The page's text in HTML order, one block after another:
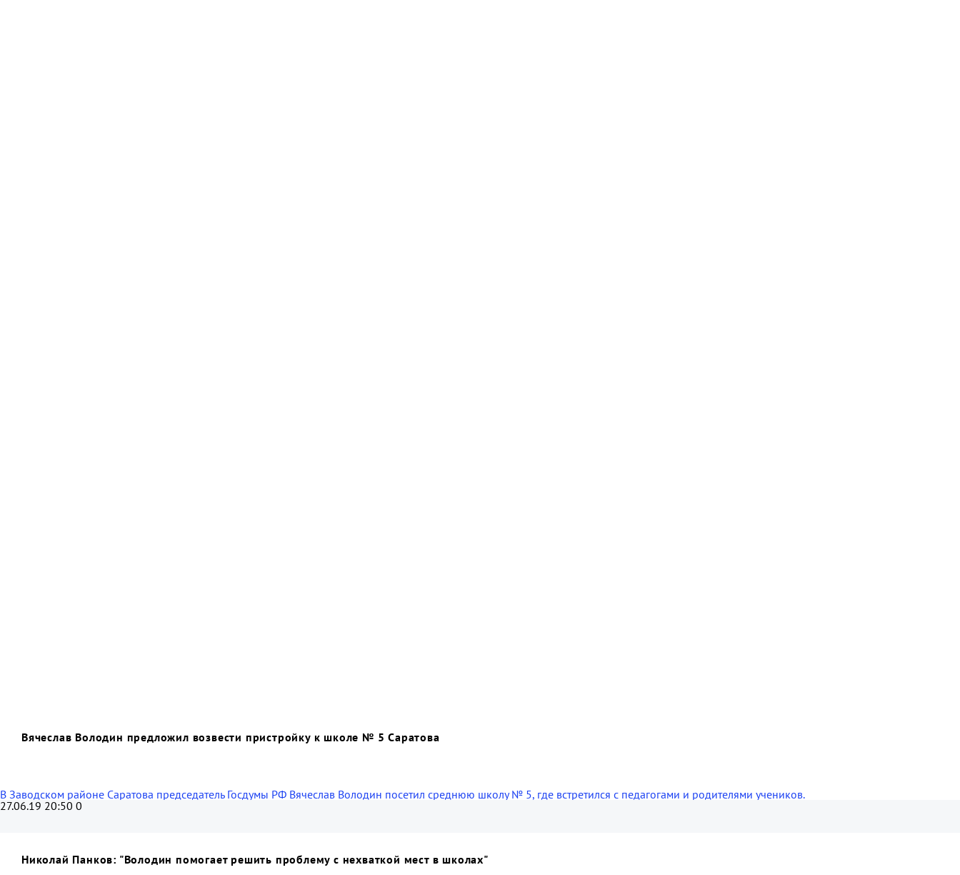
Вячеслав Володин предложил возвести пристройку к школе № 5 Саратова
В Заводском районе Саратова председатель Госдумы РФ Вячеслав Володин посетил среднюю школу № 5, где встретился с педагогами и родителями учеников.
27.06.19 20:50 0
Николай Панков: "Володин помогает решить проблему с нехваткой мест в школах"